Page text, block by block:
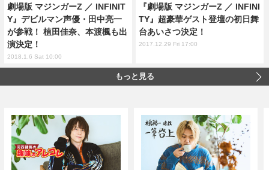
劇場版 マジンガーZ ／ INFINIT
Y』デビルマン声優・田中亮一
が参戦！ 植田佳奈、本渡楓も出
演決定！
2018.1.6 Sat 10:00
『劇場版 マジンガーZ ／ INFINI
TY』超豪華ゲスト登壇の初日舞
台あいさつ決定！
2017.12.29 Fri 17:00
もっと見る